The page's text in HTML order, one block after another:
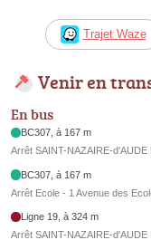
Trajet Waze
Venir en
En bus
BC307, à 167 m
Arrêt SAINT-NAZAIRE-
BC307, à 167 m
Arrêt Ecole - 1 Avenue des
Ligne 19, à 324 m
Arrêt SAINT-NAZAIRE-